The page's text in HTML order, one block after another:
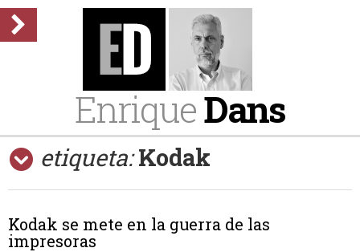
EnriqueDans
etiqueta: Kodak
Kodak se mete en la guerra de las
impresoras